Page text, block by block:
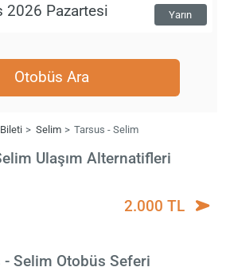
Yarın
Otobüs Ara
Selim Tarsus - Selim
Ulaşım Alternatifleri
2.000 TL
- Selim Otobüs Seferi